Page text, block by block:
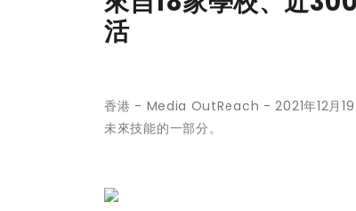
活
香港 - Media OutReach - 2021年12月
未來技能的一部分。